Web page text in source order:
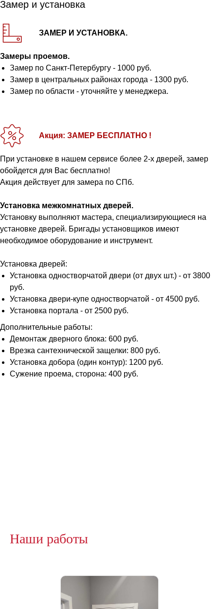
Замер и установка
ЗАМЕР И УСТАНОВКА.
Замеры проемов.
Замер по Санкт-Петербургу - 1000 руб.
Замер в центральных районах города - 1300 руб.
Замер по области - уточняйте у менеджера.
Акция: ЗАМЕР БЕСПЛАТНО !
При установке в нашем сервисе более 2-х дверей, замер
обойдется для Вас бесплатно!
Акция действует для замера по СПб.
Установка межкомнатных дверей.
Установку выполняют мастера, специализирующиеся на
установке дверей. Бригады установщиков имеют
необходимое оборудование и инструмент.
Установка дверей:
Установка одностворчатой двери (от двух шт.) - от 3800
руб.
Установка двери-купе одностворчатой - от 4500 руб.
Установка портала - от 2500 руб.
Дополнительные работы:
Демонтаж дверного блока: 600 руб.
Врезка сантехнической защелки: 800 руб.
Установка добора (один контур): 1200 руб.
Сужение проема, сторона: 400 руб.
Наши работы